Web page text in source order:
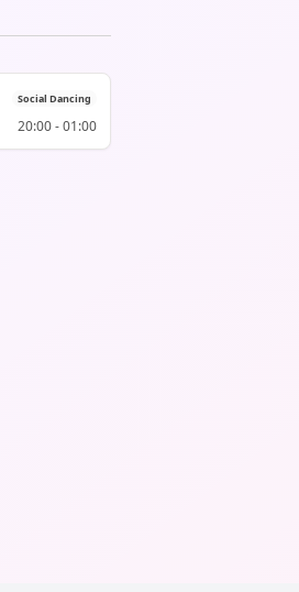
Social Dancing
20:00-01:00